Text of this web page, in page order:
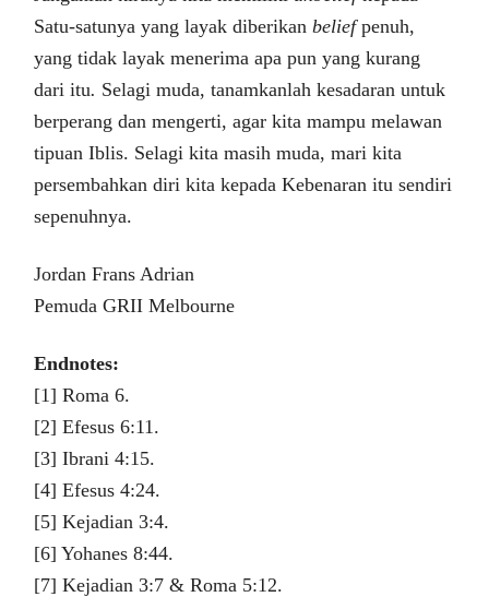
Satu-satunya yang layak diberikanbeliefpenuh,
yang tidak layak menerima apa pun yang kurang
dari itu. Selagi muda, tanamkanlah kesadaran untuk
berperang dan mengerti, agar kita mampu melawan
tipuan Iblis. Selagi kita masih muda, mari kita
persembahkan diri kita kepada Kebenaran itu sendiri
sepenuhnya.
Jordan Frans Adrian
Pemuda GRII Melbourne
Endnotes:
[1] Roma 6.
[2] Efesus 6:11.
[3] Ibrani 4:15.
[4] Efesus 4:24.
[5] Kejadian 3:4.
[6] Yohanes 8:44.
[7] Kejadian 3:7 & Roma 5:12.